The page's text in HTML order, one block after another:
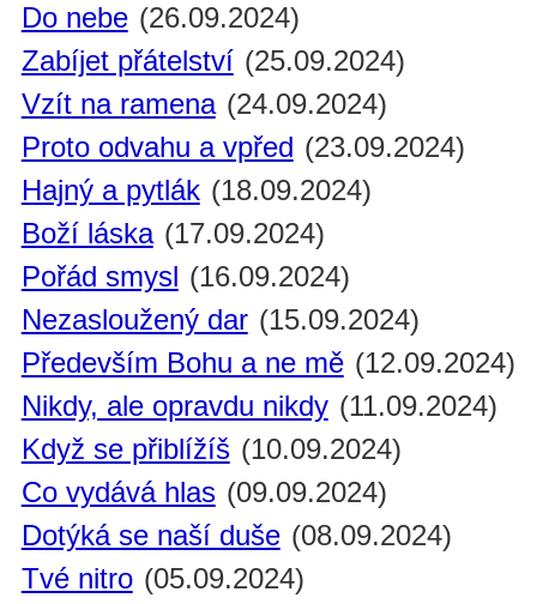
Do nebe (26.09.2024)
Zabíjet přátelství (25.09.2024)
Vzít na ramena (24.09.2024)
Proto odvahu a vpřed (23.09.2024)
Hajný a pytlák (18.09.2024)
Boží láska (17.09.2024)
Pořád smysl (16.09.2024)
Nezasloužený dar (15.09.2024)
Především Bohu a ne mě (12.09.2024)
Nikdy, ale opravdu nikdy (11.09.2024)
Když se přiblížíš (10.09.2024)
Co vydává hlas (09.09.2024)
Dotýká se naší duše (08.09.2024)
Tvé nitro (05.09.2024)